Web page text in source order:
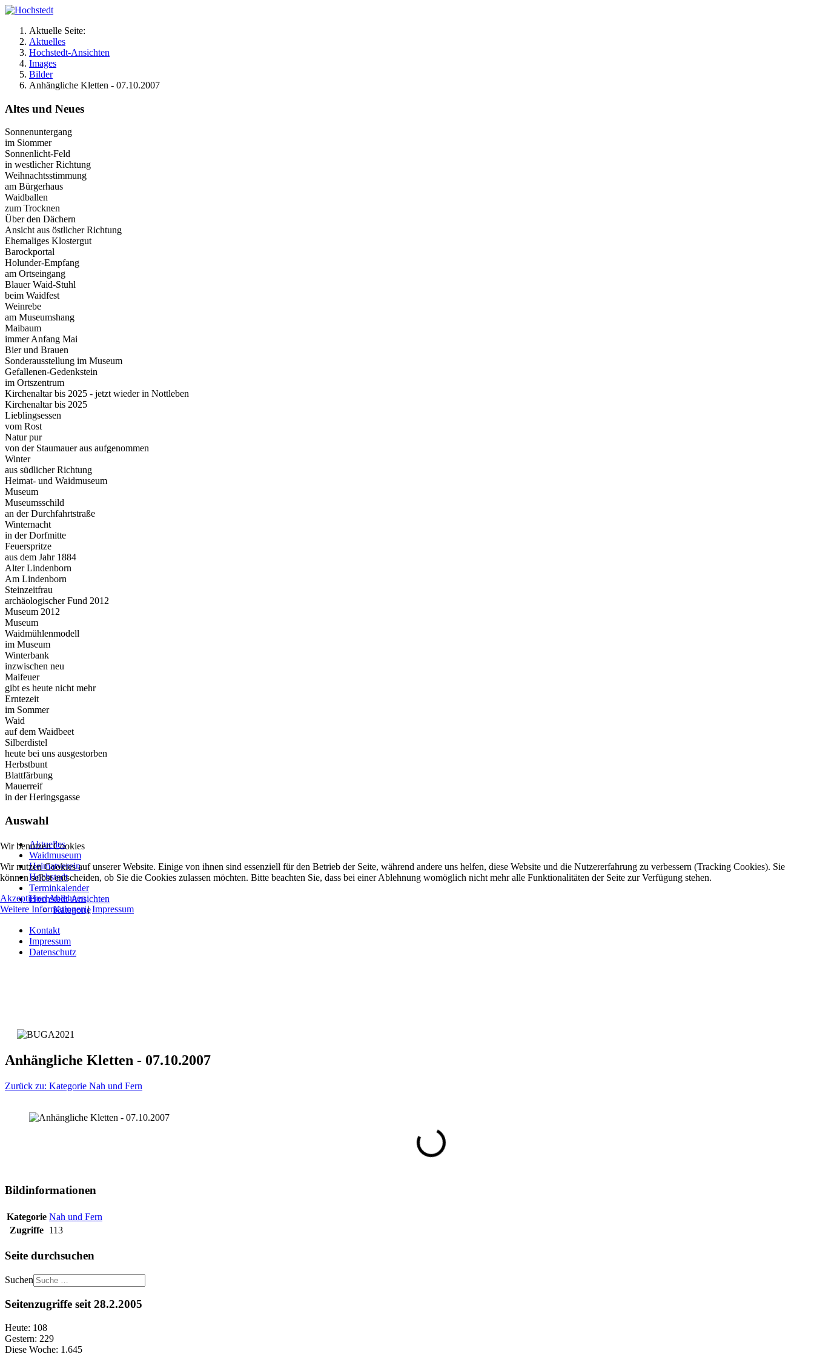
Aktuelle Seite:
Aktuelles
Hochstedt-Ansichten
Images
Bilder
Anhängliche Kletten - 07.10.2007
Altes und Neues
Sonnenuntergang
im Siommer
Sonnenlicht-Feld
in westlicher Richtung
Weihnachtsstimmung
am Bürgerhaus
Waidballen
zum Trocknen
Über den Dächern
Ansicht aus östlicher Richtung
Ehemaliges Klostergut
Barockportal
Holunder-Empfang
am Ortseingang
Blauer Waid-Stuhl
beim Waidfest
Weinrebe
am Museumshang
Maibaum
immer Anfang Mai
Bier und Brauen
Sonderausstellung im Museum
Gefallenen-Gedenkstein
im Ortszentrum
Kirchenaltar bis 2025 - jetzt wieder in Nottleben
Kirchenaltar bis 2025
Lieblingsessen
vom Rost
Natur pur
von der Staumauer aus aufgenommen
Winter
aus südlicher Richtung
Heimat- und Waidmuseum
Museum
Museumsschild
an der Durchfahrtstraße
Winternacht
in der Dorfmitte
Feuerspritze
aus dem Jahr 1884
Alter Lindenborn
Am Lindenborn
Steinzeitfrau
archäologischer Fund 2012
Museum 2012
Museum
Waidmühlenmodell
im Museum
Winterbank
inzwischen neu
Maifeuer
gibt es heute nicht mehr
Erntezeit
im Sommer
Waid
auf dem Waidbeet
Silberdistel
heute bei uns ausgestorben
Herbstbunt
Blattfärbung
Mauerreif
in der Heringsgasse
Auswahl
Aktuelles
Waidmuseum
Heimatverein
Hochstedt
Terminkalender
Hochstedt-Ansichten
Kategorie
Kontakt
Impressum
Datenschutz
Anhängliche Kletten - 07.10.2007
Zurück zu: Kategorie Nah und Fern
Bildinformationen
Kategorie Nah und Fern
Zugriffe 113
Seite durchsuchen
Suchen
Seitenzugriffe seit 28.2.2005
Heute: 108
Gestern: 229
Diese Woche: 1.645
Wir benutzen Cookies
Wir nutzen Cookies auf unserer Website. Einige von ihnen sind essenziell für den Betrieb der Seite, während andere uns helfen, diese Website und die Nutzererfahrung zu verbessern (Tracking Cookies). Sie
können selbst entscheiden, ob Sie die Cookies zulassen möchten. Bitte beachten Sie, dass bei einer Ablehnung womöglich nicht mehr alle Funktionalitäten der Seite zur Verfügung stehen.
AkzeptierenAblehnen
Weitere Informationen|Impressum